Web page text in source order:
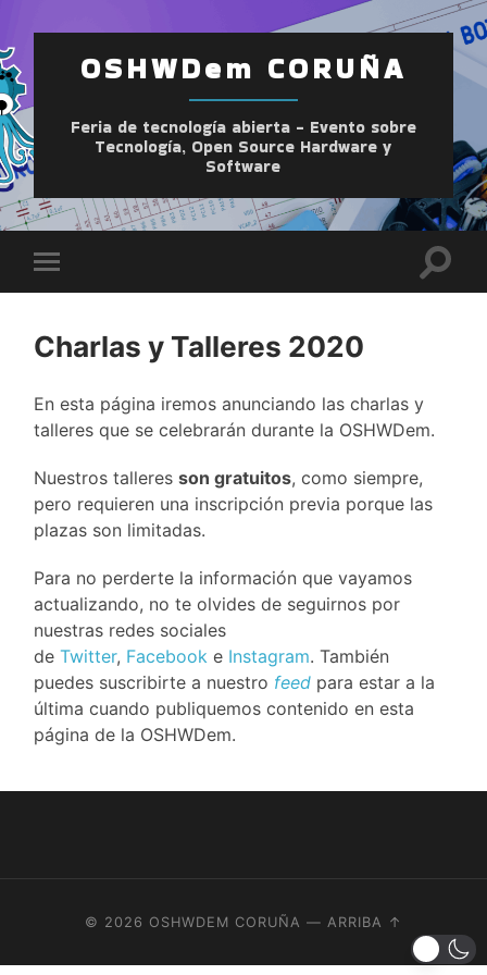
OSHWDem CORUÑA
Feria de tecnología abierta - Evento sobre
Tecnología, Open Source Hardware y
Software
el
móvil
Charlas y Talleres 2020
En esta página iremos anunciando las charlas y
talleres que se celebrarán durante la OSHWDem.
Nuestros talleresson gratuitos, como siempre,
pero requieren una inscripción previa porque las
plazas son limitadas.
Para no perderte la información que vayamos
actualizando, no te olvides de seguirnos por
nuestras redes sociales
deTwitter, Facebook e Instagram. También
puedes suscribirte a nuestro feed para estar a la
última cuando publiquemos contenido en esta
página de la OSHWDem.
© 2026 OSHWDEM CORUÑA — ARRIBA ↑